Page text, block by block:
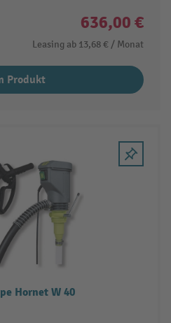
636,00 €
Leasing ab 13,68 € / Monat
Produkt
Hornet W 40